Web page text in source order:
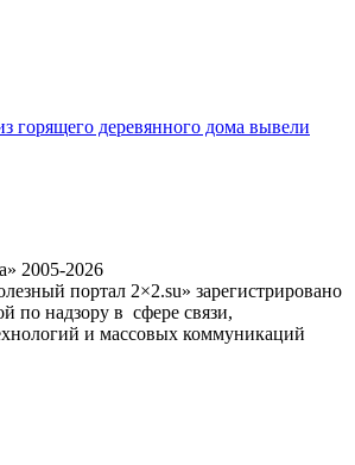
горящего деревянного дома вывели
2005-2026
портал 2×2.su» зарегистрировано
по надзору в сфере связи,
и массовых коммуникаций